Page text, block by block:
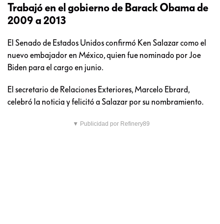
Trabajó en el gobierno de Barack Obama de
2009 a 2013
El Senado de Estados Unidos confirmó Ken Salazar como el
nuevo embajador en México, quien fue nominado por Joe
Biden para el cargo en junio.
El secretario de Relaciones Exteriores, Marcelo Ebrard,
celebró la noticia y felicitó a Salazar por su nombramiento.
▼ Publicidad por Refinery89